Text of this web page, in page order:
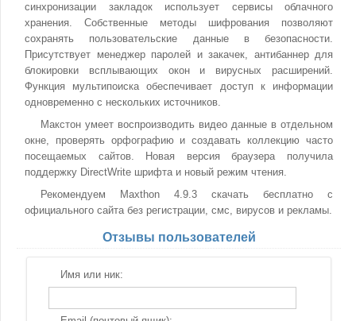
синхронизации закладок использует сервисы облачного
хранения. Собственные методы шифрования позволяют
сохранять пользовательские данные в безопасности.
Присутствует менеджер паролей и закачек, антибаннер для
блокировки всплывающих окон и вирусных расширений.
Функция мультипоиска обеспечивает доступ к информации
одновременно с нескольких источников.
Макстон умеет воспроизводить видео данные в отдельном
окне, проверять орфографию и создавать коллекцию часто
посещаемых сайтов. Новая версия браузера получила
поддержку DirectWrite шрифта и новый режим чтения.
Рекомендуем Maxthon 4.9.3 скачать бесплатно с
официального сайта без регистрации, смс, вирусов и рекламы.
Отзывы пользователей
Имя или ник: